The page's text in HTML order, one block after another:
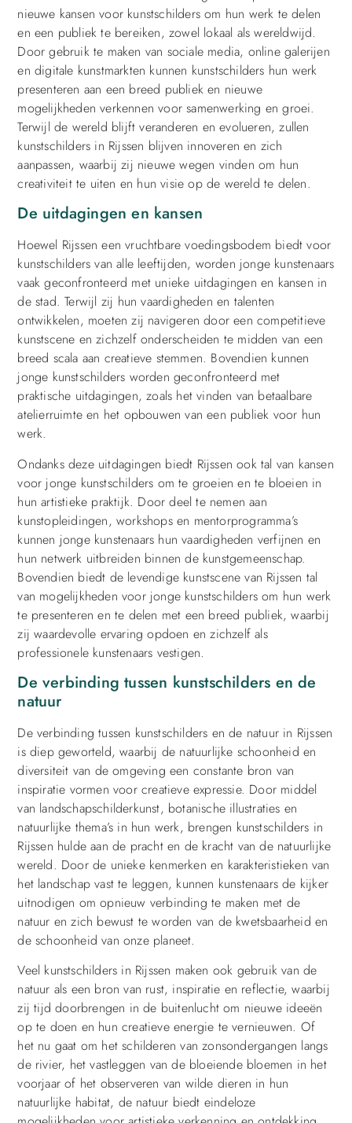
nieuwe kansen voor kunstschilders om hun werk te delen
en een publiek te bereiken, zowel lokaal als wereldwijd.
Door gebruik te maken van sociale media, online galerijen
en digitale kunstmarkten kunnen kunstschilders hun werk
presenteren aan een breed publiek en nieuwe
mogelijkheden verkennen voor samenwerking en groei.
Terwijl de wereld blijft veranderen en evolueren, zullen
kunstschilders in Rijssen blijven innoveren en zich
aanpassen, waarbij zij nieuwe wegen vinden om hun
creativiteit te uiten en hun visie op de wereld te delen.
De uitdagingen en kansen
Hoewel Rijssen een vruchtbare voedingsbodem biedt voor
kunstschilders van alle leeftijden, worden jonge kunstenaars
vaak geconfronteerd met unieke uitdagingen en kansen in
de stad. Terwijl zij hun vaardigheden en talenten
ontwikkelen, moeten zij navigeren door een competitieve
kunstscene en zichzelf onderscheiden te midden van een
breed scala aan creatieve stemmen. Bovendien kunnen
jonge kunstschilders worden geconfronteerd met
praktische uitdagingen, zoals het vinden van betaalbare
atelierruimte en het opbouwen van een publiek voor hun
werk.
Ondanks deze uitdagingen biedt Rijssen ook tal van kansen
voor jonge kunstschilders om te groeien en te bloeien in
hun artistieke praktijk. Door deel te nemen aan
kunstopleidingen, workshops en mentorprogramma’s
kunnen jonge kunstenaars hun vaardigheden verfijnen en
hun netwerk uitbreiden binnen de kunstgemeenschap.
Bovendien biedt de levendige kunstscene van Rijssen tal
van mogelijkheden voor jonge kunstschilders om hun werk
te presenteren en te delen met een breed publiek, waarbij
zij waardevolle ervaring opdoen en zichzelf als
professionele kunstenaars vestigen.
De verbinding tussen kunstschilders en de
natuur
De verbinding tussen kunstschilders en de natuur in Rijssen
is diep geworteld, waarbij de natuurlijke schoonheid en
diversiteit van de omgeving een constante bron van
inspiratie vormen voor creatieve expressie. Door middel
van landschapschilderkunst, botanische illustraties en
natuurlijke thema’s in hun werk, brengen kunstschilders in
Rijssen hulde aan de pracht en de kracht van de natuurlijke
wereld. Door de unieke kenmerken en karakteristieken van
het landschap vast te leggen, kunnen kunstenaars de kijker
uitnodigen om opnieuw verbinding te maken met de
natuur en zich bewust te worden van de kwetsbaarheid en
de schoonheid van onze planeet.
Veel kunstschilders in Rijssen maken ook gebruik van de
natuur als een bron van rust, inspiratie en reflectie, waarbij
zij tijd doorbrengen in de buitenlucht om nieuwe ideeën
op te doen en hun creatieve energie te vernieuwen. Of
het nu gaat om het schilderen van zonsondergangen langs
de rivier, het vastleggen van de bloeiende bloemen in het
voorjaar of het observeren van wilde dieren in hun
natuurlijke habitat, de natuur biedt eindeloze